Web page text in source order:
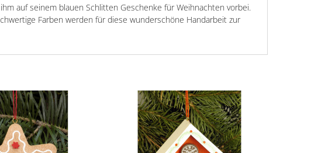
auf seinem blauen Schlitten Geschenke für Weihnachten vorbei.
Farben werden für diese wunderschöne Handarbeit zur